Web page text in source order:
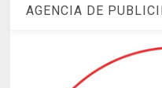
AGENCIA DE